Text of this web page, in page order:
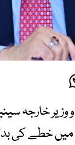
وزیر خارجہ
خطے کی